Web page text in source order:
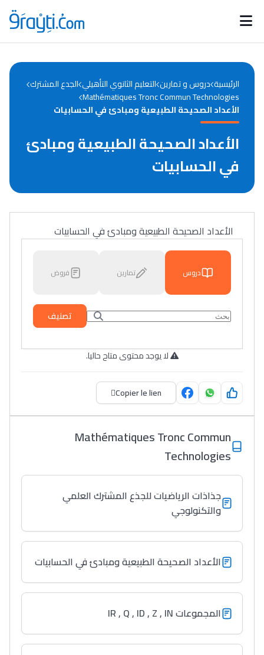
Catégories
d'actualités
Annonces bourses
الرئيسية دروس و تمارين التعليم الثانوي التأهيلي الجدع المشترك
Mathématiques Tronc Commun Technologies
الأعداد الصحيحة الطبيعية ومبادئ في الحسابيات
الأعداد الصحيحة الطبيعية ومبادئ
في الحسابيات
الأعداد الصحيحة الطبيعية ومبادئ في الحسابيات
دروس تمارين فروض
تصنيف
لا يوجد محتوى متاح حاليا.
Copier le lien
Mathématiques Tronc Commun
Technologies
جذاذات الرياضيات للجذع المشترك العلمي
والتكنولوجي
الأعداد الصحيحة الطبيعية ومبادئ في الحسابيات
المجموعات IR , Q , ID , Z , IN